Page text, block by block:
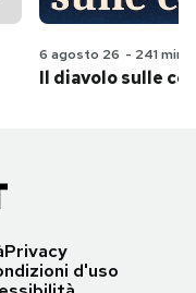
6 agosto 26 - 241 min
Il diavolo sulle
Privacy
d'uso